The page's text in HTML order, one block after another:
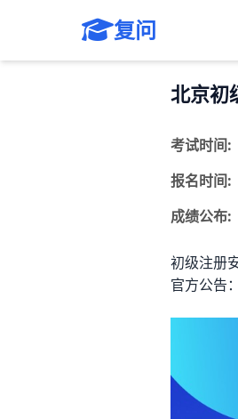
复问
北京初
考试时间:
报名时间:
成绩公布:
初级注册
官方公告：